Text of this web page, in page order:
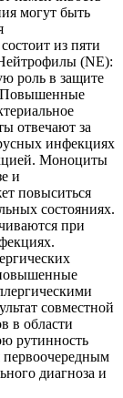
могут быть
из пяти
(NE):
роль в защите
Повышенные
отвечают за
инфекциях
Моноциты
и
повыситься
состояниях.
при
совместной
в области
рутинность
первоочередным
диагноза и